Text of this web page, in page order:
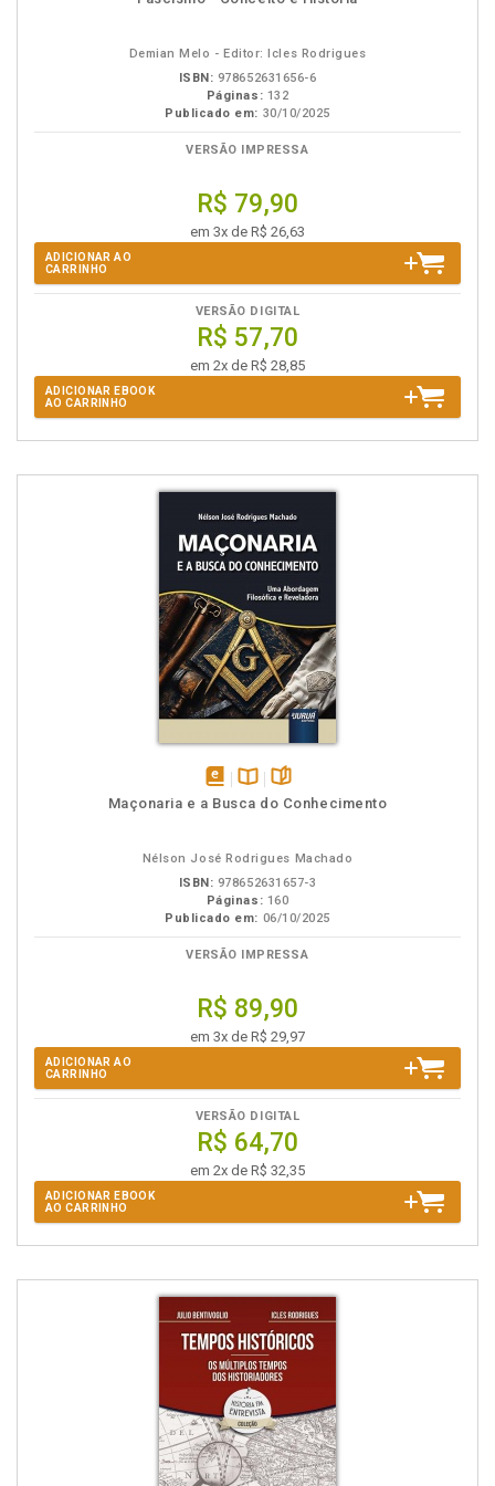
Demian Melo - Editor: Icles Rodrigues
ISBN: 978652631656-6
Páginas: 132
Publicado em: 30/10/2025
VERSÃO IMPRESSA
R$ 79,90
em 3x de R$ 26,63
ADICIONAR AO
CARRINHO
VERSÃO DIGITAL
R$ 57,70
em 2x de R$ 28,85
ADICIONAR EBOOK
AO CARRINHO
disponívelDisponível
páginas
Maçonaria e a Busca do Conhecimento
Nélson José Rodrigues Machado
ISBN: 978652631657-3
Páginas: 160
Publicado em: 06/10/2025
VERSÃO IMPRESSA
R$ 89,90
em 3x de R$ 29,97
ADICIONAR AO
CARRINHO
VERSÃO DIGITAL
R$ 64,70
em 2x de R$ 32,35
ADICIONAR EBOOK
AO CARRINHO